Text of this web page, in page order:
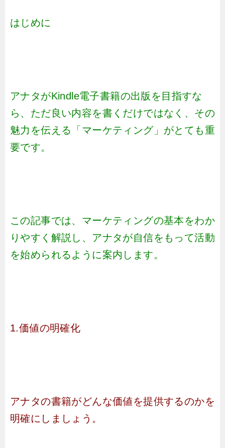
はじめに
アナタがKindle電子書籍の出版を目指すな
ら、ただ良い内容を書くだけではなく、その
魅力を伝える「マーケティング」がとても重
要です。
この記事では、マーケティングの基本をわか
りやすく解説し、アナタが自信をもって活動
を始められるように案内します。
1.価値の明確化
アナタの書籍がどんな価値を提供するのかを
明確にしましょう。